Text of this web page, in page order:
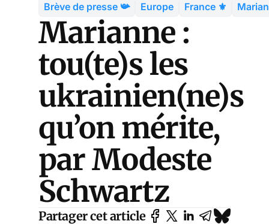
Brève de presse 📯 Europe France ⚜️
Marianne :
tou(te)s les
ukrainien(ne)s
qu’on mérite,
par Modeste
Schwartz
Partager cet article